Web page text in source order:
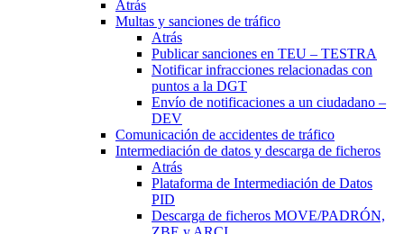
Atrás
Multas y sanciones de tráfico
Atrás
Publicar sanciones en TEU – TESTRA
Notificar infracciones relacionadas con
puntos a la DGT
Envío de notificaciones a un ciudadano –
DEV
Comunicación de accidentes de tráfico
Intermediación de datos y descarga de ficheros
Atrás
Plataforma de Intermediación de Datos
PID
Descarga de ficheros MOVE/PADRÓN,